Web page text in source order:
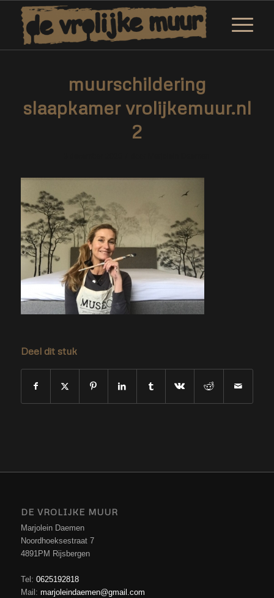
muurschildering
slaapkamer vrolijkemuur.nl
2
Deel dit stuk
DE VROLIJKE MUUR
Marjolein Daemen
Noordhoeksestraat 7
4891PM Rijsbergen
Tel: 0625192818
Mail: marjoleindaemen@gmail.com